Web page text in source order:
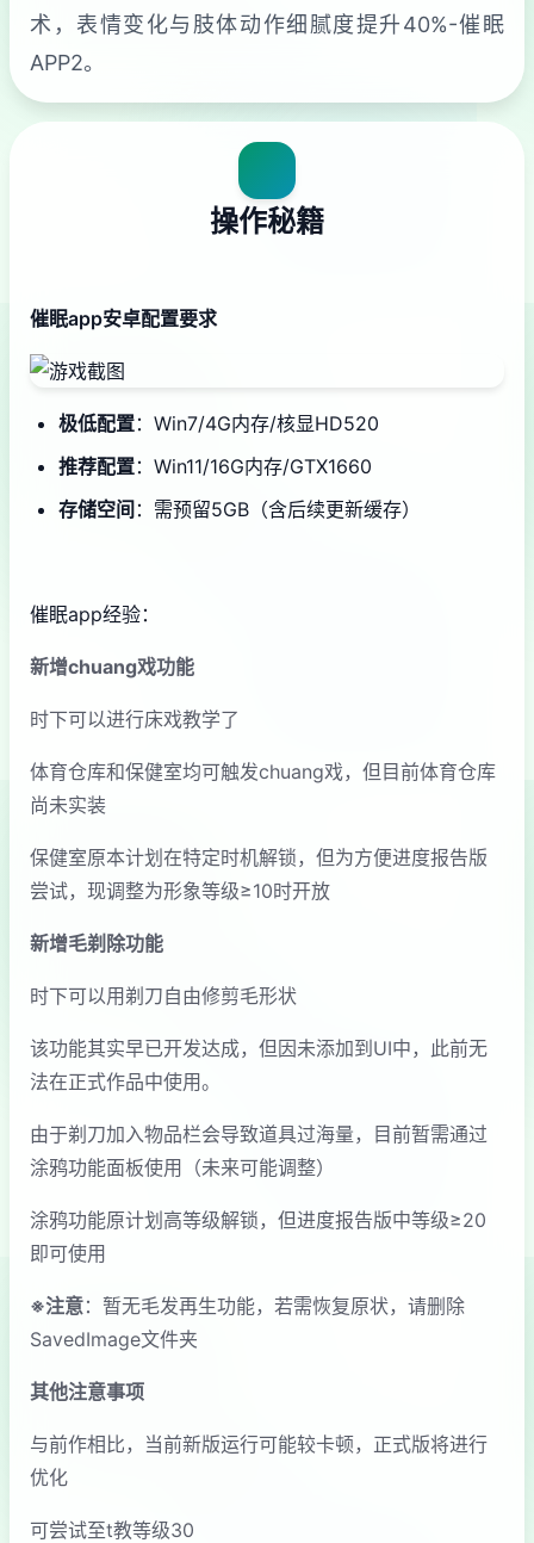
术，表情变化与肢体动作细腻度提升40%-催眠
APP2。
操作秘籍
催眠app安卓配置要求
​极低配置​​：Win7/4G内存/核显HD520
​推荐配置​​：Win11/16G内存/GTX1660
​存储空间​ ​：需预留5GB（含后续更新缓存）
催眠app经验：
新增chuang戏功能
时下可以进行床戏教学了
体育仓库和保健室均可触发chuang戏，但目前体育仓库
尚未实装
保健室原本计划在特定时机解锁，但为方便进度报告版
尝试，现调整为形象等级≥10时开放
新增毛剃除功能
时下可以用剃刀自由修剪毛形状
该功能其实早已开发达成，但因未添加到UI中，此前无
法在正式作品中使用。
由于剃刀加入物品栏会导致道具过海量，目前暂需通过
涂鸦功能面板使用（未来可能调整）
涂鸦功能原计划高等级解锁，但进度报告版中等级≥20
即可使用
※注意：暂无毛发再生功能，若需恢复原状，请删除
SavedImage文件夹
其他注意事项
与前作相比，当前新版运行可能较卡顿，正式版将进行
优化
可尝试至t教等级30